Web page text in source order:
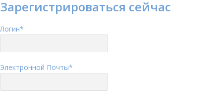
Зарегистрироваться сейчас
Логин*
Электронной Почты*